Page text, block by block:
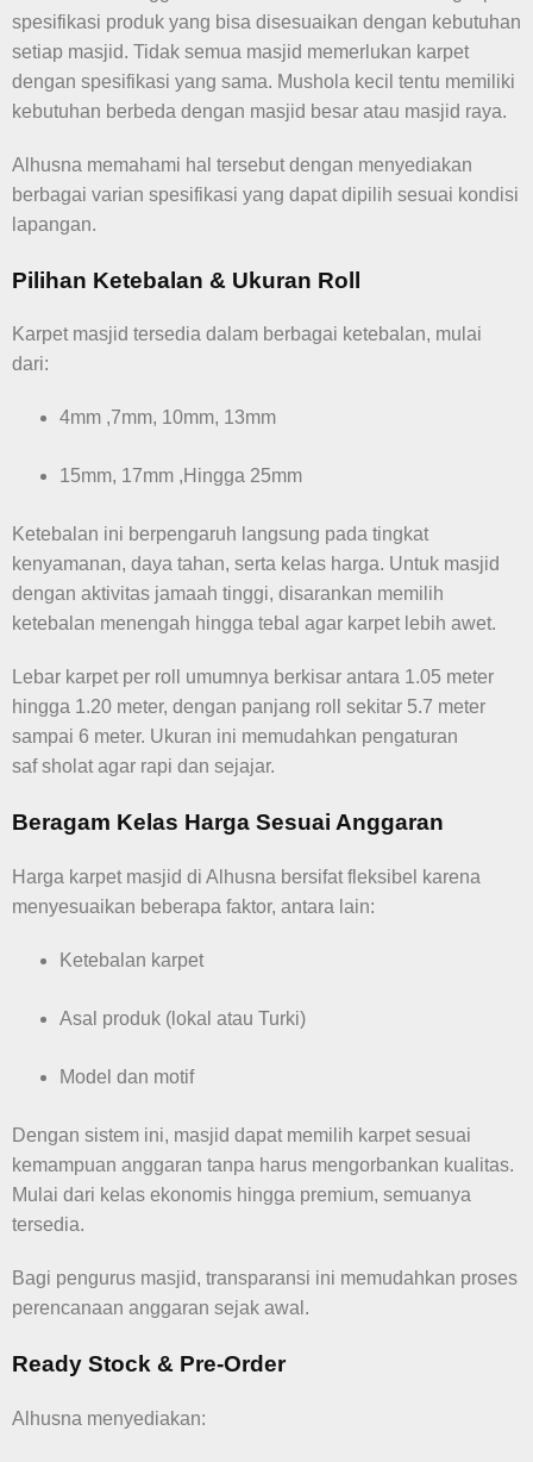
spesifikasi produk yang bisa disesuaikan dengan kebutuhan
setiap masjid. Tidak semua masjid memerlukan karpet
dengan spesifikasi yang sama. Mushola kecil tentu memiliki
kebutuhan berbeda dengan masjid besar atau masjid raya.
Alhusna memahami hal tersebut dengan menyediakan
berbagai varian spesifikasi yang dapat dipilih sesuai kondisi
lapangan.
Pilihan Ketebalan & Ukuran Roll
Karpet masjid tersedia dalam berbagai ketebalan, mulai
dari:
4mm ,7mm, 10mm, 13mm
15mm, 17mm ,Hingga 25mm
Ketebalan ini berpengaruh langsung pada tingkat
kenyamanan, daya tahan, serta kelas harga. Untuk masjid
dengan aktivitas jamaah tinggi, disarankan memilih
ketebalan menengah hingga tebal agar karpet lebih awet.
Lebar karpet per roll umumnya berkisar antara 1.05 meter
hingga 1.20 meter, dengan panjang roll sekitar 5.7 meter
sampai 6 meter. Ukuran ini memudahkan pengaturan
saf sholat agar rapi dan sejajar.
Beragam Kelas Harga Sesuai Anggaran
Harga karpet masjid di Alhusna bersifat fleksibel karena
menyesuaikan beberapa faktor, antara lain:
Ketebalan karpet
Asal produk (lokal atau Turki)
Model dan motif
Dengan sistem ini, masjid dapat memilih karpet sesuai
kemampuan anggaran tanpa harus mengorbankan kualitas.
Mulai dari kelas ekonomis hingga premium, semuanya
tersedia.
Bagi pengurus masjid, transparansi ini memudahkan proses
perencanaan anggaran sejak awal.
Ready Stock & Pre-Order
Alhusna menyediakan: